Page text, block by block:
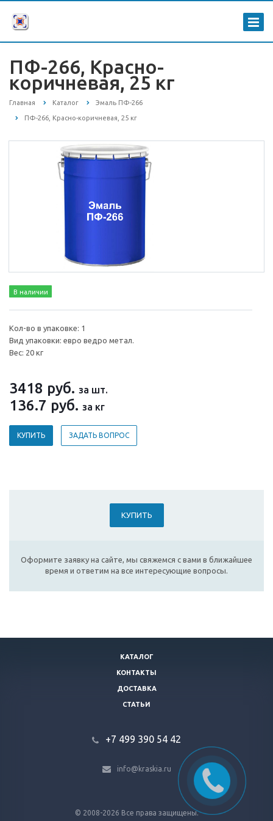
ПФ-266, Красно-
коричневая, 25 кг
Главная Каталог Эмаль ПФ-266
ПФ-266, Красно-коричневая, 25 кг
В наличии
Кол-во в упаковке: 1
Вид упаковки: евро ведро метал.
Вес: 20 кг
3418 руб. за шт.
136.7 руб. за кг
КУПИТЬ ЗАДАТЬ ВОПРОС
КУПИТЬ
Оформите заявку на сайте, мы свяжемся с вами в ближайшее
время и ответим на все интересующие вопросы.
КАТАЛОГ
КОНТАКТЫ
ДОСТАВКА
СТАТЬИ
+7 499 390 54 42
info@kraskia.ru
© 2008-2026 Все права защищены.